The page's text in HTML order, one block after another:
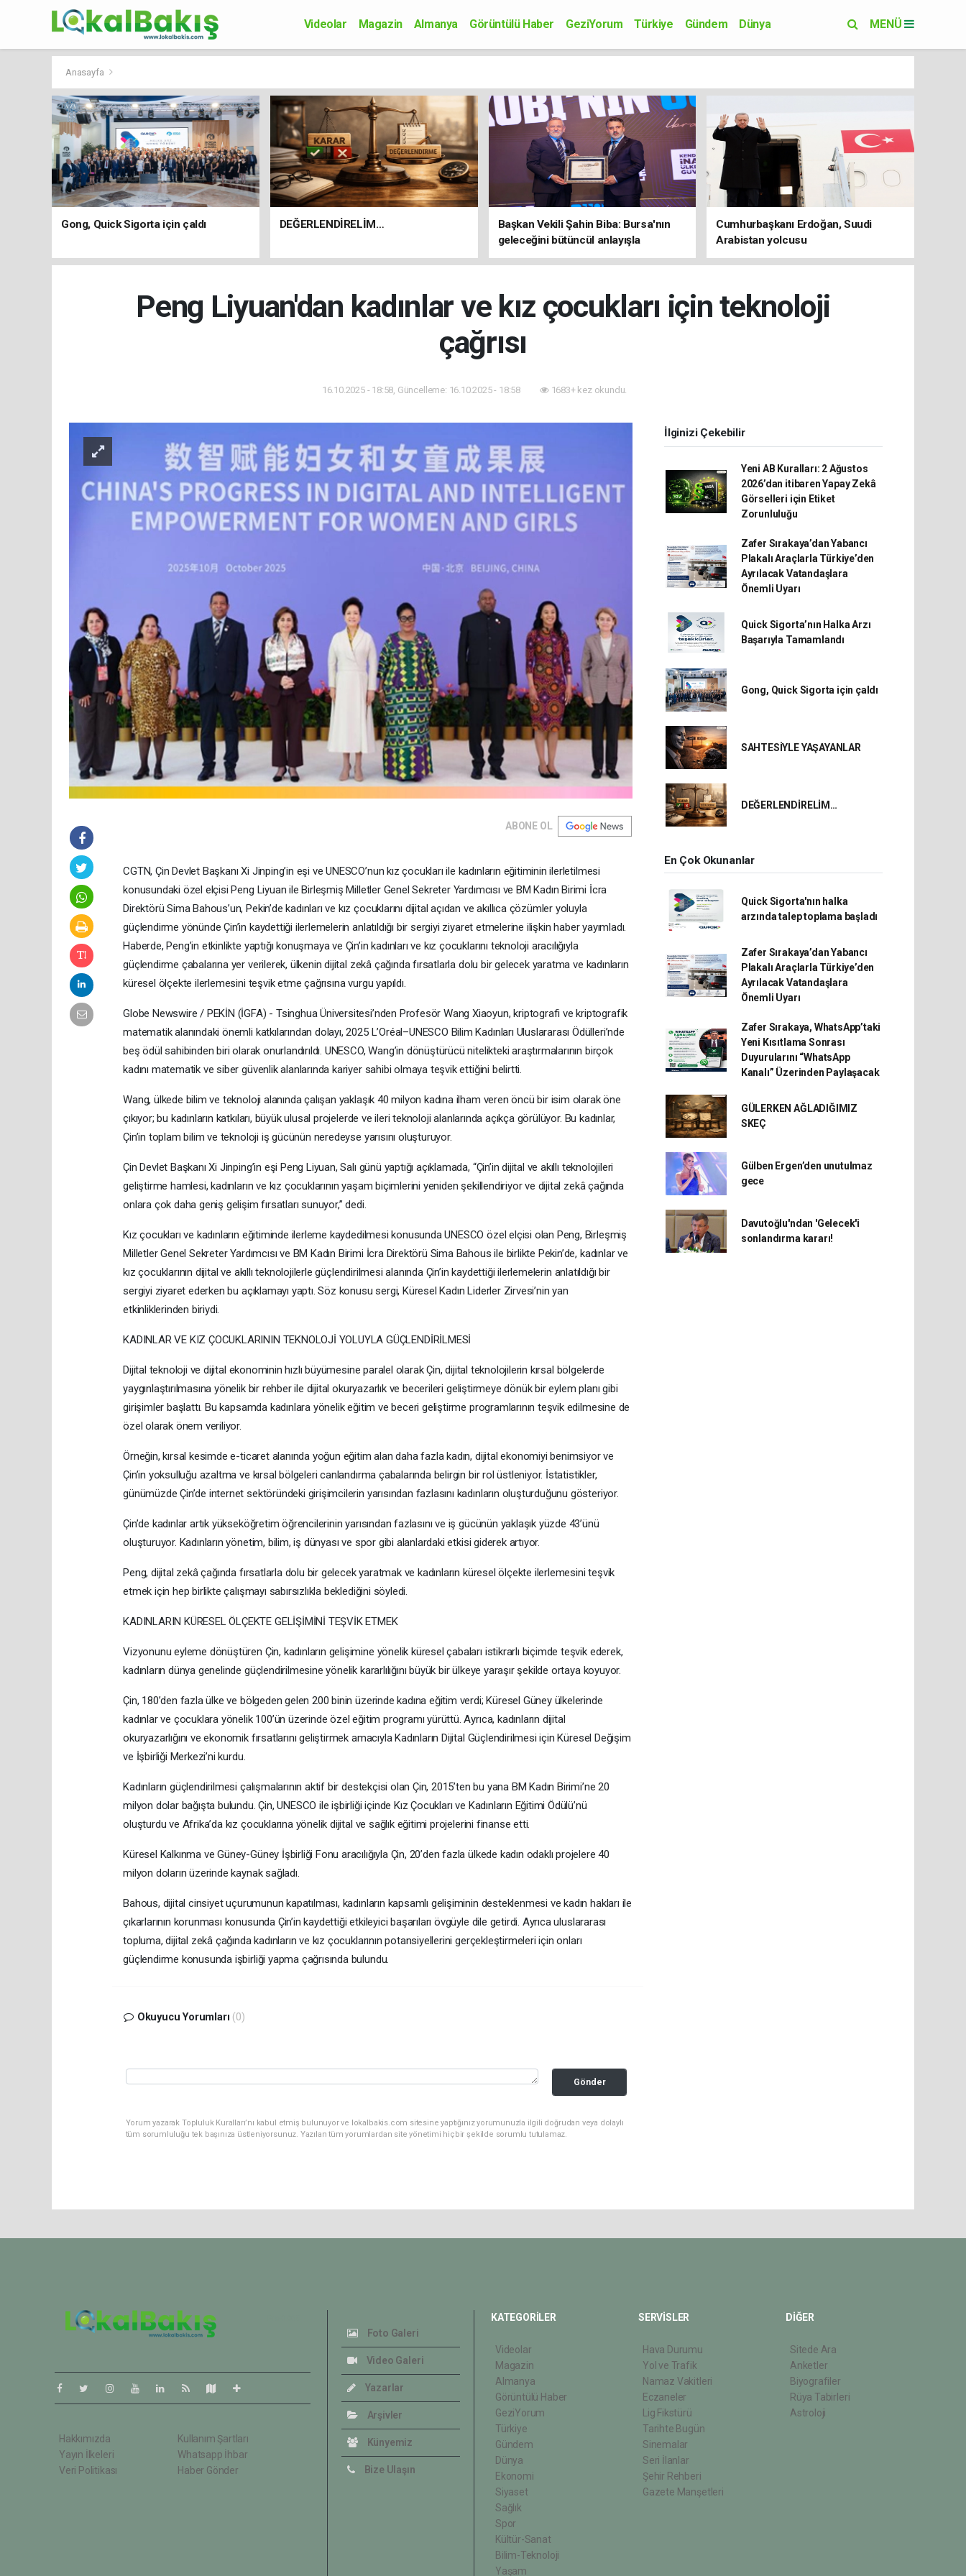
Videolar Magazin Almanya Görüntülü Haber GeziYorum Türkiye Gündem
Dünya
MENÜ
Anasayfa
Gong, Quick Sigorta için çaldı DEĞERLENDİRELİM…
Başkan Vekili Şahin Biba: Bursa'nın
geleceğini bütüncül anlayışla
planlıyoruz
Cumhurbaşkanı Erdoğan, Suudi
Arabistan yolcusu
Peng Liyuan'dan kadınlar ve kız çocukları için teknoloji
çağrısı
16.10.2025 - 18:58, Güncelleme: 16.10.2025 - 18:58 1683+ kez okundu.
ABONE OL
CGTN, Çin Devlet Başkanı Xi Jinping’in eşi ve UNESCO’nun kız çocukları ile kadınların eğitiminin ilerletilmesi
konusundaki özel elçisi Peng Liyuan ile Birleşmiş Milletler Genel Sekreter Yardımcısı ve BM Kadın Birimi İcra
Direktörü Sima Bahous’un, Pekin’de kadınları ve kız çocuklarını dijital açıdan ve akıllıca çözümler yoluyla
güçlendirme yönünde Çin’in kaydettiği ilerlemelerin anlatıldığı bir sergiyi ziyaret etmelerine ilişkin haber yayımladı.
Haberde, Peng’in etkinlikte yaptığı konuşmaya ve Çin’in kadınları ve kız çocuklarını teknoloji aracılığıyla
güçlendirme çabalarına yer verilerek, ülkenin dijital zekâ çağında fırsatlarla dolu bir gelecek yaratma ve kadınların
küresel ölçekte ilerlemesini teşvik etme çağrısına vurgu yapıldı.
Globe Newswire / PEKİN (İGFA) - Tsinghua Üniversitesi’nden Profesör Wang Xiaoyun, kriptografi ve kriptografik
matematik alanındaki önemli katkılarından dolayı, 2025 L’Oréal–UNESCO Bilim Kadınları Uluslararası Ödülleri’nde
beş ödül sahibinden biri olarak onurlandırıldı. UNESCO, Wang’in dönüştürücü nitelikteki araştırmalarının birçok
kadını matematik ve siber güvenlik alanlarında kariyer sahibi olmaya teşvik ettiğini belirtti.
Wang, ülkede bilim ve teknoloji alanında çalışan yaklaşık 40 milyon kadına ilham veren öncü bir isim olarak öne
çıkıyor; bu kadınların katkıları, büyük ulusal projelerde ve ileri teknoloji alanlarında açıkça görülüyor. Bu kadınlar,
Çin’in toplam bilim ve teknoloji iş gücünün neredeyse yarısını oluşturuyor.
Çin Devlet Başkanı Xi Jinping’in eşi Peng Liyuan, Salı günü yaptığı açıklamada, “Çin’in dijital ve akıllı teknolojileri
geliştirme hamlesi, kadınların ve kız çocuklarının yaşam biçimlerini yeniden şekillendiriyor ve dijital zekâ çağında
onlara çok daha geniş gelişim fırsatları sunuyor,” dedi.
Kız çocukları ve kadınların eğitiminde ilerleme kaydedilmesi konusunda UNESCO özel elçisi olan Peng, Birleşmiş
Milletler Genel Sekreter Yardımcısı ve BM Kadın Birimi İcra Direktörü Sima Bahous ile birlikte Pekin’de, kadınlar ve
kız çocuklarının dijital ve akıllı teknolojilerle güçlendirilmesi alanında Çin’in kaydettiği ilerlemelerin anlatıldığı bir
sergiyi ziyaret ederken bu açıklamayı yaptı. Söz konusu sergi, Küresel Kadın Liderler Zirvesi’nin yan
etkinliklerinden biriydi.
KADINLAR VE KIZ ÇOCUKLARININ TEKNOLOJİ YOLUYLA GÜÇLENDİRİLMESİ
Dijital teknoloji ve dijital ekonominin hızlı büyümesine paralel olarak Çin, dijital teknolojilerin kırsal bölgelerde
yaygınlaştırılmasına yönelik bir rehber ile dijital okuryazarlık ve becerileri geliştirmeye dönük bir eylem planı gibi
girişimler başlattı. Bu kapsamda kadınlara yönelik eğitim ve beceri geliştirme programlarının teşvik edilmesine de
özel olarak önem veriliyor.
Örneğin, kırsal kesimde e-ticaret alanında yoğun eğitim alan daha fazla kadın, dijital ekonomiyi benimsiyor ve
Çin’in yoksulluğu azaltma ve kırsal bölgeleri canlandırma çabalarında belirgin bir rol üstleniyor. İstatistikler,
günümüzde Çin’de internet sektöründeki girişimcilerin yarısından fazlasını kadınların oluşturduğunu gösteriyor.
Çin’de kadınlar artık yükseköğretim öğrencilerinin yarısından fazlasını ve iş gücünün yaklaşık yüzde 43’ünü
oluşturuyor. Kadınların yönetim, bilim, iş dünyası ve spor gibi alanlardaki etkisi giderek artıyor.
Peng, dijital zekâ çağında fırsatlarla dolu bir gelecek yaratmak ve kadınların küresel ölçekte ilerlemesini teşvik
etmek için hep birlikte çalışmayı sabırsızlıkla beklediğini söyledi.
KADINLARIN KÜRESEL ÖLÇEKTE GELİŞİMİNİ TEŞVİK ETMEK
Vizyonunu eyleme dönüştüren Çin, kadınların gelişimine yönelik küresel çabaları istikrarlı biçimde teşvik ederek,
kadınların dünya genelinde güçlendirilmesine yönelik kararlılığını büyük bir ülkeye yaraşır şekilde ortaya koyuyor.
Çin, 180’den fazla ülke ve bölgeden gelen 200 binin üzerinde kadına eğitim verdi; Küresel Güney ülkelerinde
kadınlar ve çocuklara yönelik 100’ün üzerinde özel eğitim programı yürüttü. Ayrıca, kadınların dijital
okuryazarlığını ve ekonomik fırsatlarını geliştirmek amacıyla Kadınların Dijital Güçlendirilmesi için Küresel Değişim
ve İşbirliği Merkezi’ni kurdu.
Kadınların güçlendirilmesi çalışmalarının aktif bir destekçisi olan Çin, 2015’ten bu yana BM Kadın Birimi’ne 20
milyon dolar bağışta bulundu. Çin, UNESCO ile işbirliği içinde Kız Çocukları ve Kadınların Eğitimi Ödülü’nü
oluşturdu ve Afrika’da kız çocuklarına yönelik dijital ve sağlık eğitimi projelerini finanse etti.
Küresel Kalkınma ve Güney-Güney İşbirliği Fonu aracılığıyla Çin, 20’den fazla ülkede kadın odaklı projelere 40
milyon doların üzerinde kaynak sağladı.
Bahous, dijital cinsiyet uçurumunun kapatılması, kadınların kapsamlı gelişiminin desteklenmesi ve kadın hakları ile
çıkarlarının korunması konusunda Çin’in kaydettiği etkileyici başarıları övgüyle dile getirdi. Ayrıca uluslararası
topluma, dijital zekâ çağında kadınların ve kız çocuklarının potansiyellerini gerçekleştirmeleri için onları
güçlendirme konusunda işbirliği yapma çağrısında bulundu.
Okuyucu Yorumları (0)
Gönder
Yorum yazarak Topluluk Kuralları’nı kabul etmiş bulunuyor ve lokalbakis.com sitesine yaptığınız yorumunuzla ilgili doğrudan veya dolaylı
tüm sorumluluğu tek başınıza üstleniyorsunuz. Yazılan tüm yorumlardan site yönetimi hiçbir şekilde sorumlu tutulamaz.
İlginizi Çekebilir
Yeni AB Kuralları: 2 Ağustos
2026’dan itibaren Yapay Zekâ
Görselleri için Etiket
Zorunluluğu
Zafer Sırakaya’dan Yabancı
Plakalı Araçlarla Türkiye’den
Ayrılacak Vatandaşlara
Önemli Uyarı
Quick Sigorta’nın Halka Arzı
Başarıyla Tamamlandı
Gong, Quick Sigorta için çaldı
SAHTESİYLE YAŞAYANLAR
DEĞERLENDİRELİM…
En Çok Okunanlar
Quick Sigorta'nın halka
arzında talep toplama başladı
Zafer Sırakaya’dan Yabancı
Plakalı Araçlarla Türkiye’den
Ayrılacak Vatandaşlara
Önemli Uyarı
Zafer Sırakaya, WhatsApp’taki
Yeni Kısıtlama Sonrası
Duyurularını “WhatsApp
Kanalı” Üzerinden Paylaşacak
GÜLERKEN AĞLADIĞIMIZ
SKEÇ
Gülben Ergen’den unutulmaz
gece
Davutoğlu'ndan 'Gelecek'i
sonlandırma kararı!
Hakkımızda
Yayın İlkeleri
Veri Politikası
Kullanım Şartları
Whatsapp İhbar
Haber Gönder
Foto Galeri
Video Galeri
Yazarlar
Arşivler
Künyemiz
Bize Ulaşın
KATEGORİLER
Videolar
Magazin
Almanya
Görüntülü Haber
GeziYorum
Türkiye
Gündem
Dünya
Ekonomi
Siyaset
Sağlık
Spor
Kültür-Sanat
Bilim-Teknoloji
Yaşam
SERVİSLER
Hava Durumu
Yol ve Trafik
Namaz Vakitleri
Eczaneler
Lig Fikstürü
Tarihte Bugün
Sinemalar
Seri İlanlar
Şehir Rehberi
Gazete Manşetleri
DİĞER
Sitede Ara
Anketler
Biyografiler
Rüya Tabirleri
Astroloji